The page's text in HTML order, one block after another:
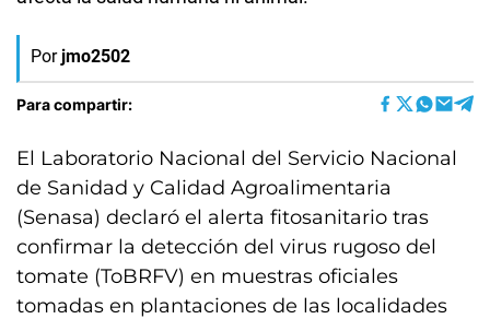
Por jmo2502
Para compartir:
El Laboratorio Nacional del Servicio Nacional
de Sanidad y Calidad Agroalimentaria
(Senasa) declaró el alerta fitosanitario tras
confirmar la detección del virus rugoso del
tomate (ToBRFV) en muestras oficiales
tomadas en plantaciones de las localidades